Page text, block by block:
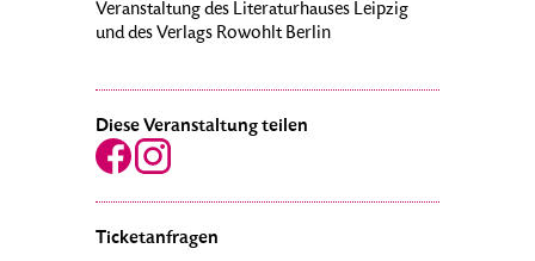
Veranstaltung des Literaturhauses Leipzig
und des Verlags Rowohlt Berlin
Diese Veranstaltung teilen
Ticketanfragen